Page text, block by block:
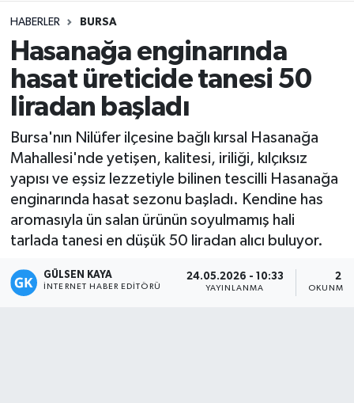
HABERLER BURSA
Hasanağa enginarında
hasat üreticide tanesi 50
liradan başladı
Bursa'nın Nilüfer ilçesine bağlı kırsal Hasanağa
Mahallesi'nde yetişen, kalitesi, iriliği, kılçıksız
yapısı ve eşsiz lezzetiyle bilinen tescilli Hasanağa
enginarında hasat sezonu başladı. Kendine has
aromasıyla ün salan ürünün soyulmamış hali
tarlada tanesi en düşük 50 liradan alıcı buluyor.
GÜLSEN KAYA
İNTERNET HABER EDITÖRÜ
24.05.2026 - 10:33
YAYINLANMA
2
OKUNMA
Güncel
Haberde insan
Kültür - Sanat
Magazin
Mersin
Mersin Tarihi
Haber Arşivi